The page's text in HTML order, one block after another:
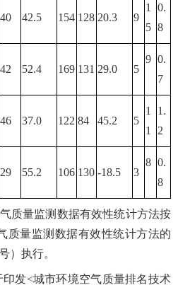
40 42.5 154 128 20.3 9
1
5
0.
8
42 52.4 169 131 29.0 5
9 0.
7
46 37.0 122 84 45.2 5
1
1
1.
2
29 55.2 106 130 -18.5 3
8 0.
8
质量监测数据有效性统计方法按
质量监测数据有效性统计方法的
）执行。
发<城市环境空气质量排名技术